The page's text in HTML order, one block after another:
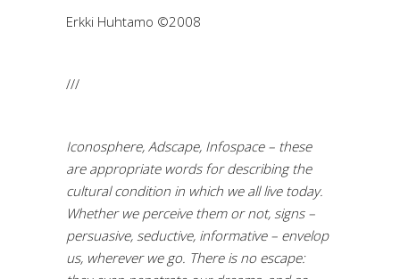
Erkki Huhtamo ©2008
///
Iconosphere, Adscape, Infospace – these
are appropriate words for describing the
cultural condition in which we all live today.
Whether we perceive them or not, signs –
persuasive, seductive, informative – envelop
us, wherever we go. There is no escape: